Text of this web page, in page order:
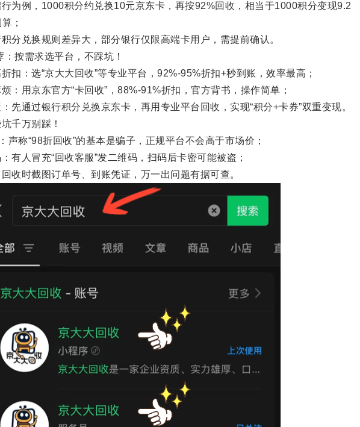
例，1000积分约兑换10元京东卡，再按92%回收，相当于1000积分变现9.2
；
兑换规则差异大，部分银行仅限高端卡用户，需提前确认。
按需求选平台，不踩坑！
：选“京大大回收”等专业平台，92%-95%折扣+秒到账，效率最高；
用京东官方“卡回收”，88%-91%折扣，官方背书，操作简单；
通过银行积分兑换京东卡，再用专业平台回收，实现“积分+卡券”双重变现。
千万别踩！
称“98折回收”的基本是骗子，正规平台不会高于市场价；
人冒充“回收客服”发二维码，扫码后卡密可能被盗；
时截图订单号、到账凭证，万一出问题有据可查。